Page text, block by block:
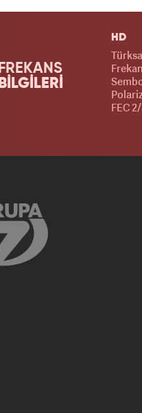
FREKANS
BİLGİLERİ
HD
FEC